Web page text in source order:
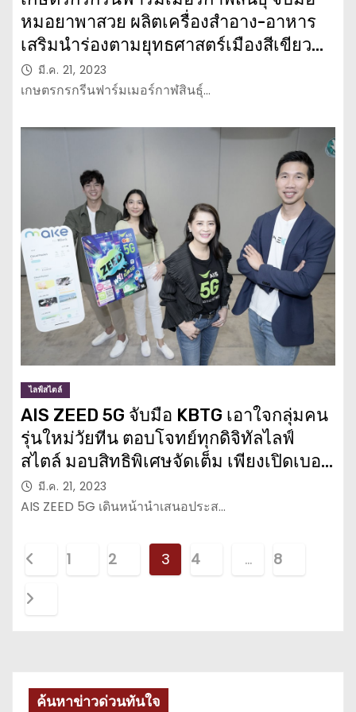
หมอยาพาสวย ผลิตเครื่องสำอาง-อาหาร
เสริมนำร่องตามยุทธศาสตร์เมืองสีเขียว
อัจฉริยะ (Smart Green City)
มี.ค. 21, 2023
เกษตรกรกรีนฟาร์มเมอร์กาฬสินธุ์…
ไลฟ์สไตล์
AIS ZEED 5G จับมือ KBTG เอาใจกลุ่มคน
รุ่นใหม่วัยทีน ตอบโจทย์ทุกดิจิทัลไลฟ์
สไตล์ มอบสิทธิพิเศษจัดเต็ม เพียงเปิดเบอร์
ใหม่กับ ZEED 5G พร้อมเปิดบัญชีใหม่
บน MAKE by KBank
มี.ค. 21, 2023
AIS ZEED 5G เดินหน้านำเสนอประส…
P
o
s
s
1 2 3 4 … 8
ค้นหาข่าวด่วนทันใจ